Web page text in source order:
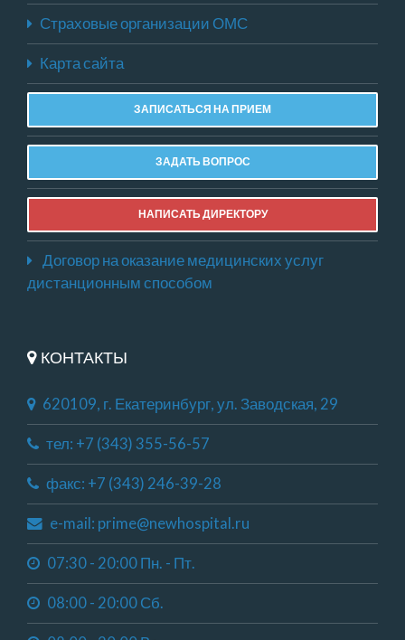
Страховые организации ОМС
Карта сайта
ЗАПИСАТЬСЯ НА ПРИЕМ
ЗАДАТЬ ВОПРОС
НАПИСАТЬ ДИРЕКТОРУ
Договор на оказание медицинских услуг
дистанционным способом
КОНТАКТЫ
620109, г. Екатеринбург, ул. Заводская, 29
тел: +7 (343) 355-56-57
факс: +7 (343) 246-39-28
e-mail: prime@newhospital.ru
07:30 - 20:00 Пн. - Пт.
08:00 - 20:00 Сб.